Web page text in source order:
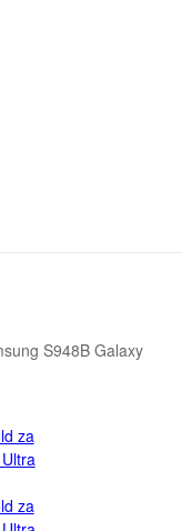
S948B Galaxy